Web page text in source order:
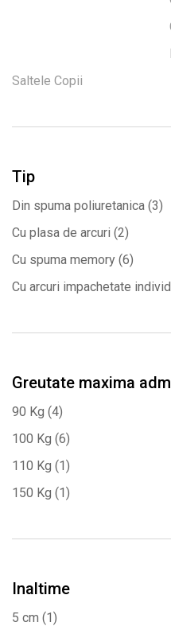
Saltele Copii
Tip
Din spuma poliuretanica (3)
Cu plasa de arcuri (2)
Cu spuma memory (6)
Cu arcuri impachetate
Greutate maxima
90 Kg (4)
100 Kg (6)
110 Kg (1)
150 Kg (1)
Inaltime
5 cm (1)